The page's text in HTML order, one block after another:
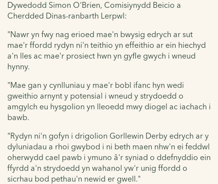
Dywedodd Simon O'Brien, Comisiynydd Beicio a
Cherdded Dinas-ranbarth Lerpwl:
"Nawr yn fwy nag erioed mae'n bwysig edrych ar sut
mae'r ffordd rydyn ni'n teithio yn effeithio ar ein hiechyd
a'n lles ac mae'r prosiect hwn yn gyfle gwych i wneud
hynny.
"Mae gan y cynlluniau y mae'r bobl ifanc hyn wedi
gweithio arnynt y potensial i wneud y strydoedd o
amgylch eu hysgolion yn lleoedd mwy diogel ac iachach i
bawb.
"Rydyn ni'n gofyn i drigolion Gorllewin Derby edrych ar y
dyluniadau a rhoi gwybod i ni beth maen nhw'n ei feddwl
oherwydd cael pawb i ymuno â'r syniad o ddefnyddio ein
ffyrdd a'n strydoedd yn wahanol yw'r unig ffordd o
sicrhau bod pethau'n newid er gwell."